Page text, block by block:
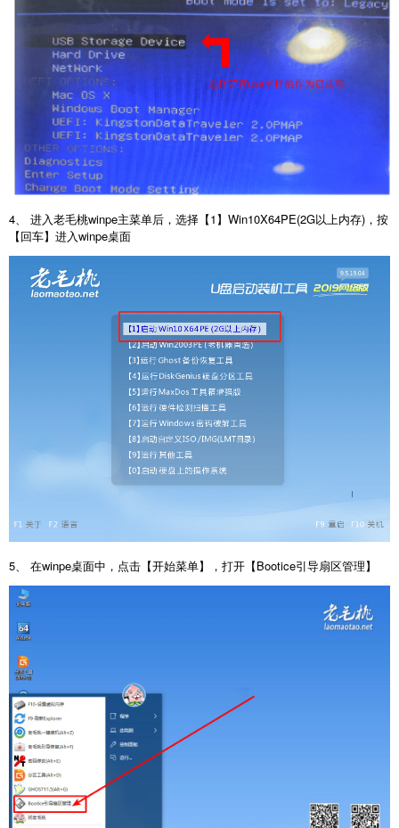
4、 进入老毛桃winpe主菜单后，选择【1】Win10X64PE(2G以上内存)，按
【回车】进入winpe桌面
5、 在winpe桌面中，点击【开始菜单】，打开【Bootice引导扇区管理】